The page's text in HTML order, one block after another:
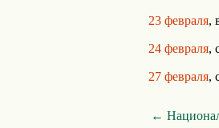
23 февраля,
24 февраля,
27 февраля,
←